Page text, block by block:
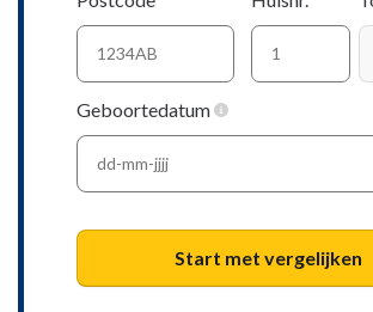
Geboortedatum
Start met vergelijken